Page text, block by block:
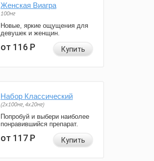
Женская Виагра
100мг
Новые, яркие ощущения для
девушек и женщин.
от 116Р Купить
Набор Классический
(2x100мг, 4x20мг)
Попробуй и выбери наиболее
понравившийся препарат.
от 117Р Купить